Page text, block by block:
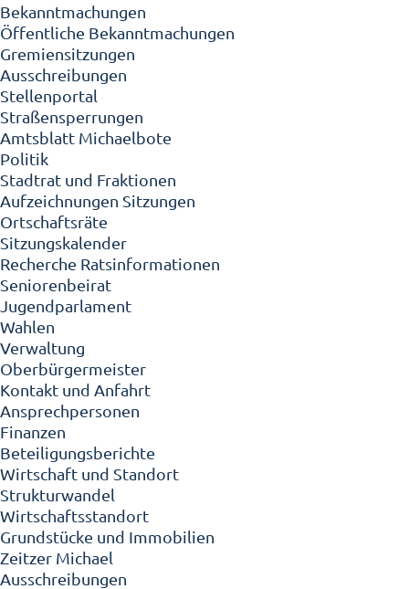
Bekanntmachungen
Öffentliche Bekanntmachungen
Gremiensitzungen
Ausschreibungen
Stellenportal
Straßensperrungen
Amtsblatt Michaelbote
Politik
Stadtrat und Fraktionen
Aufzeichnungen Sitzungen
Ortschaftsräte
Sitzungskalender
Recherche Ratsinformationen
Seniorenbeirat
Jugendparlament
Wahlen
Verwaltung
Oberbürgermeister
Kontakt und Anfahrt
Ansprechpersonen
Finanzen
Beteiligungsberichte
Wirtschaft und Standort
Strukturwandel
Wirtschaftsstandort
Grundstücke und Immobilien
Zeitzer Michael
Ausschreibungen